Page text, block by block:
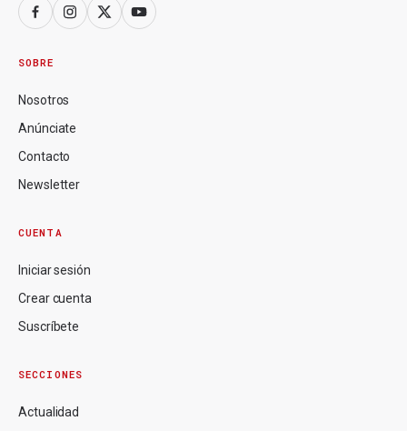
SOBRE
Nosotros
Anúnciate
Contacto
Newsletter
CUENTA
Iniciar sesión
Crear cuenta
Suscríbete
SECCIONES
Actualidad